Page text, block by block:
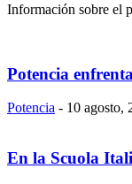
Información sobre el
Potencia
Potencia - 10 agosto,
En la Scuola